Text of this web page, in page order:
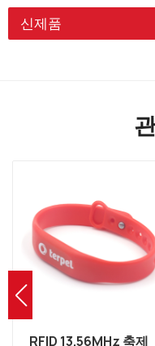
신제품
RFID 13.56MHz 축제